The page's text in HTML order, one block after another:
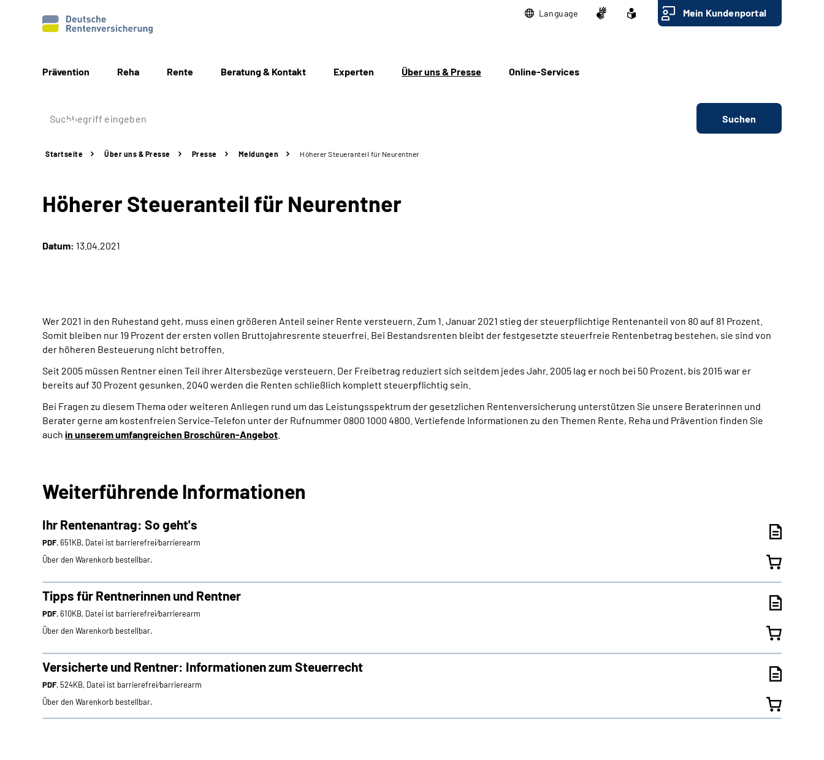
Language Mein Kundenportal
Prävention Reha Rente Beratung & Kontakt Experten Über uns & Presse Online-Services
Suchen
Startseite Über uns & Presse Presse Meldungen Höherer Steueranteil für Neurentner
Höherer Steueranteil für Neurentner
Datum: 13.04.2021
Wer 2021 in den Ruhestand geht, muss einen größeren Anteil seiner Rente versteuern. Zum 1. Januar 2021 stieg der steuerpflichtige Rentenanteil von 80 auf 81 Prozent.
Somit bleiben nur 19 Prozent der ersten vollen Bruttojahresrente steuerfrei. Bei Bestandsrenten bleibt der festgesetzte steuerfreie Rentenbetrag bestehen, sie sind von
der höheren Besteuerung nicht betroffen.
Seit 2005 müssen Rentner einen Teil ihrer Altersbezüge versteuern. Der Freibetrag reduziert sich seitdem jedes Jahr. 2005 lag er noch bei 50 Prozent, bis 2015 war er
bereits auf 30 Prozent gesunken. 2040 werden die Renten schließlich komplett steuerpflichtig sein.
Bei Fragen zu diesem Thema oder weiteren Anliegen rund um das Leistungsspektrum der gesetzlichen Rentenversicherung unterstützen Sie unsere Beraterinnen und
Berater gerne am kostenfreien Service-Telefon unter der Rufnummer 0800 1000 4800. Vertiefende Informationen zu den Themen Rente, Reha und Prävention finden Sie
auch in unserem umfangreichen Broschüren-Angebot
Weiterführende Informationen
Ihr Rentenantrag: So geht's
PDF, 651KB, Datei ist barrierefrei⁄barrierearm
Über den Warenkorb bestellbar.
Tipps für Rentnerinnen und Rentner
PDF, 610KB, Datei ist barrierefrei⁄barrierearm
Über den Warenkorb bestellbar.
Versicherte und Rentner: Informationen zum Steuerrecht
PDF, 524KB, Datei ist barrierefrei⁄barrierearm
Über den Warenkorb bestellbar.